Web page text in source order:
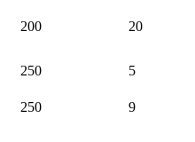
200 20
250 5
250 9